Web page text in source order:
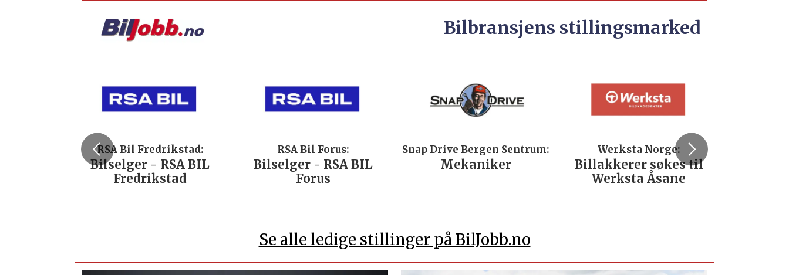
Bilbransjens stillingsmarked
RSA Bil Fredrikstad:
Bilselger - RSA BIL
Fredrikstad
RSA Bil Forus:
Bilselger - RSA BIL
Forus
Snap Drive Bergen Sentrum:
Mekaniker
Werksta Norge:
Billakkerer søkes til
Werksta Åsane
Se alle ledige stillinger på BilJobb.no